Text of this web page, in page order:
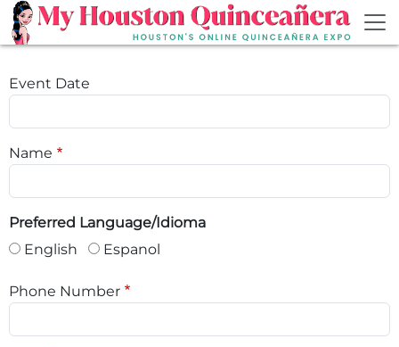
Skip to main content
Event Date
Name
Preferred Language/Idioma
English
Espanol
Phone Number